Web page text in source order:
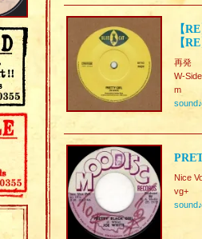
【
【
再発
W-
m
sound♪
Nice
vg+
sound♪